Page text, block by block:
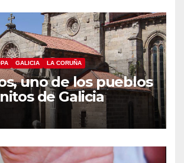
GALICIA LA CORUÑA
uno de los pueblos
de Galicia